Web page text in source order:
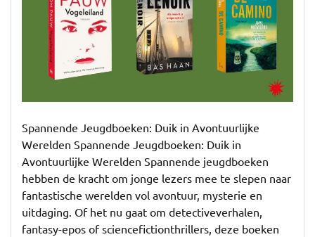
Spannende
Jeugdboeken
Spannende Jeugdboeken: Duik in Avontuurlijke
Werelden Spannende Jeugdboeken: Duik in
Avontuurlijke Werelden Spannende jeugdboeken
hebben de kracht om jonge lezers mee te slepen naar
fantastische werelden vol avontuur, mysterie en
uitdaging. Of het nu gaat om detectiveverhalen,
fantasy-epos of sciencefictionthrillers, deze boeken